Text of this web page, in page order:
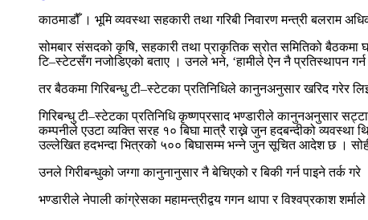
काठमाडौँ । भूमि व्यवस्था सहकारी तथा गरिबी निवारण मन्त्री बलराम
सोमबार संसदको कृषि, सहकारी तथा प्राकृतिक स्रोत समितिको बैठकमा
टि–स्टेटसँग नजोडिएको बताए । उनले भने, ‘हामीले ऐन नै प्रतिस्थापन
तर बैठकमा गिरिबन्धु टी–स्टेटका प्रतिनिधिले कानुनअनुसार खरिद गरेर
गिरिबन्धु टी–स्टेटका प्रतिनिधि कृष्णप्रसाद भण्डारीले कानुनअनुसार
कम्पनीले एउटा व्यक्ति सरह १० बिघा मात्रै राख्ने जुन हदबन्दीको व्यवस्था
उल्लेखित हदभन्दा भित्रको ५०० बिघासम्म भन्ने जुन सूचित आदेश छ ।
उनले गिरीबन्धुको जग्गा कानुनानुसार नै बेचिएको र बिकी गर्न पाइने तर्क
भण्डारीले नेपाली कांग्रेसका महामन्त्रीद्वय गगन थापा र विश्वप्रकाश